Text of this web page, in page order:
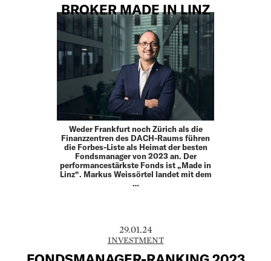
BROKER MADE IN LINZ
Weder Frankfurt noch Zürich als die
Finanzzentren des DACH-Raums führen
die Forbes-Liste als Heimat der besten
Fondsmanager von 2023 an. Der
performancestärkste Fonds ist „Made in
Linz“. Markus Weissörtel landet mit dem
…
29.01.24
INVESTMENT